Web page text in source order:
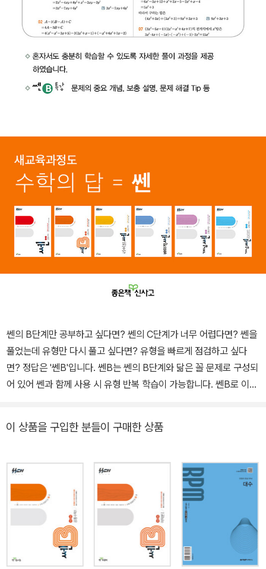
쎈의 B단계만 공부하고 싶다면? 쎈의 C단계가 너무 어렵다면? 쎈을
풀었는데 유형만 다시 풀고 싶다면? 유형을 빠르게 점검하고 싶다
면? 정답은 '쎈B'입니다. 쎈B는 쎈의 B단계와 닮은 꼴 문제로 구성되
어 있어 쎈과 함께 사용 시 유형 반복 학습이 가능합니다. 쎈B로 이미
쎈B!
이 상품을 구입한 분들이 구매한 상품